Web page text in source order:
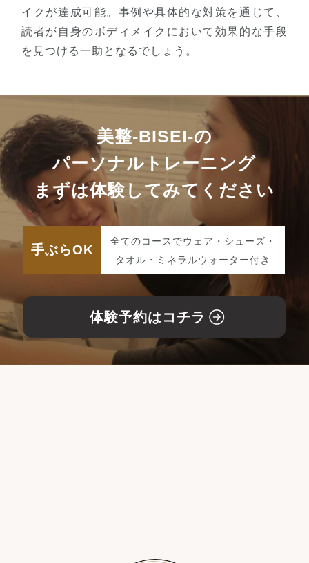
イクが達成可能。事例や具体的な対策を通じて、
読者が自身のボディメイクにおいて効果的な手段
を見つける一助となるでしょう。
美整-BISEI-の
パーソナルトレーニング
まずは体験してみてください
手ぶらOK
全てのコースでウェア・シューズ・
タオル・ミネラルウォーター付き
体験予約はコチラ